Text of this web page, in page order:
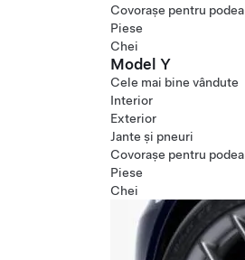
Covorașe pentru podea
Piese
Chei
Model Y
Cele mai bine vândute
Interior
Exterior
Jante și pneuri
Covorașe pentru podea
Piese
Chei